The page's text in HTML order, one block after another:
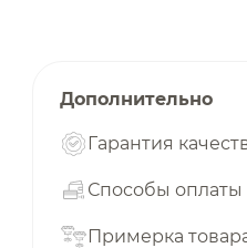
Дополнительно
Гарантия
Способы оплаты
Примерка
каждые 2 недели